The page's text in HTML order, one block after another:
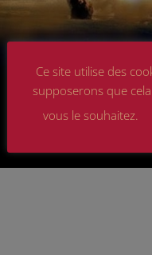
Ce site utilise des
supposerons que
vous le souhaitez.